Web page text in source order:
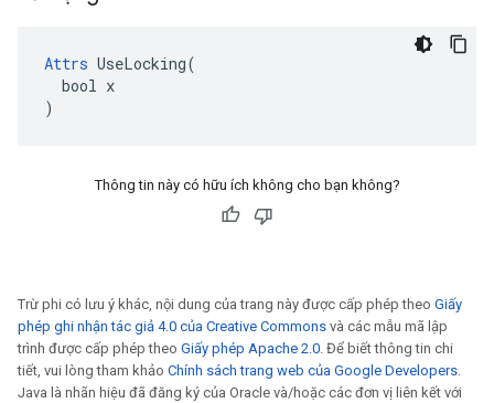
Attrs UseLocking(
  bool x
)
Thông tin này có hữu ích không cho bạn không?
Trừ phi có lưu ý khác, nội dung của trang này được cấp phép theo Giấy
phép ghi nhận tác giả 4.0 của Creative Commons và các mẫu mã lập
trình được cấp phép theo Giấy phép Apache 2.0. Để biết thông tin chi
tiết, vui lòng tham khảo Chính sách trang web của Google Developers.
Java là nhãn hiệu đã đăng ký của Oracle và/hoặc các đơn vị liên kết với